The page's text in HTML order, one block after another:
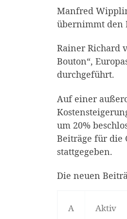
Manfred
übernimmt den
Rainer Richard
Bouton“,
durchgeführt.
Auf einer
um 20%
Beiträge für die
stattgegeben.
Die neuen
A Aktiv